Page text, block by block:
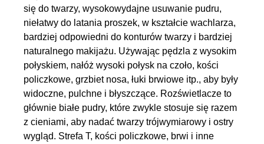
się do twarzy, wysokowydajne usuwanie pudru,
niełatwy do latania proszek, w kształcie wachlarza,
bardziej odpowiedni do konturów twarzy i bardziej
naturalnego makijażu. Używając pędzla z wysokim
połyskiem, nałóż wysoki połysk na czoło, kości
policzkowe, grzbiet nosa, łuki brwiowe itp., aby były
widoczne, pulchne i błyszczące. Rozświetlacze to
głównie białe pudry, które zwykle stosuje się razem
z cieniami, aby nadać twarzy trójwymiarowy i ostry
wygląd. Strefa T, kości policzkowe, brwi i inne